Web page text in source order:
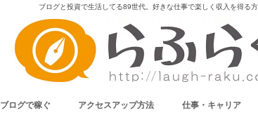
ブログと投資で生活してる89世代。好きな仕事で楽しく収入を得る方
ブログで稼ぐ アクセスアップ方法 仕事・キャリア